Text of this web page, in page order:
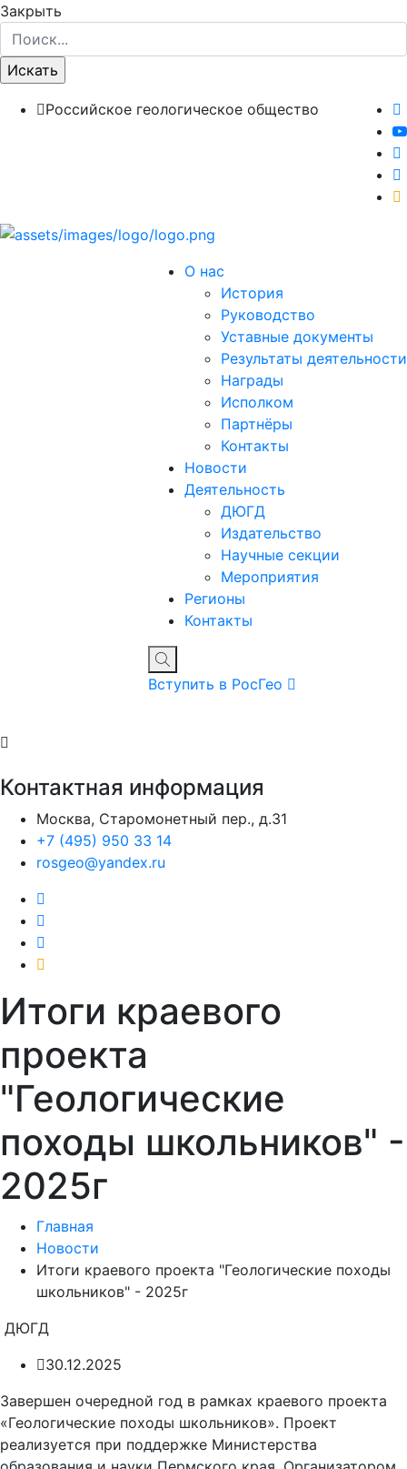
Закрыть
Российское геологическое общество
О нас
История
Руководство
Уставные документы
Результаты деятельности
Награды
Исполком
Партнёры
Контакты
Новости
Деятельность
ДЮГД
Издательство
Научные секции
Мероприятия
Регионы
Контакты
Вступить в РосГео
Контактная информация
Москва, Старомонетный пер., д.31
+7 (495) 950 33 14
rosgeo@yandex.ru
Итоги краевого
проекта
"Геологические
походы школьников" -
2025г
Главная
Новости
Итоги краевого проекта "Геологические походы
школьников" - 2025г
ДЮГД
30.12.2025
Завершен очередной год в рамках краевого проекта
«Геологические походы школьников». Проект
реализуется при поддержке Министерства